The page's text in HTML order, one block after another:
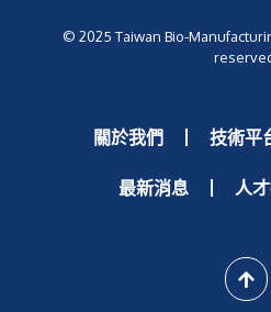
© 2025 Taiwan Bio-
關於我們 技術平
最新消息 人